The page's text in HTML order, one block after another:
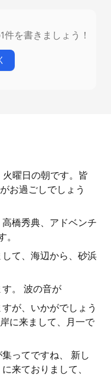
を書きましょう！
曜日の朝です。皆
お過ごしでしょう
橋秀典、アドベンチ
。
て、海辺から、砂浜
。 波の音が
が、いかがでしょう
に来まして、月一で
ってですね、 新し
来ておりまして、